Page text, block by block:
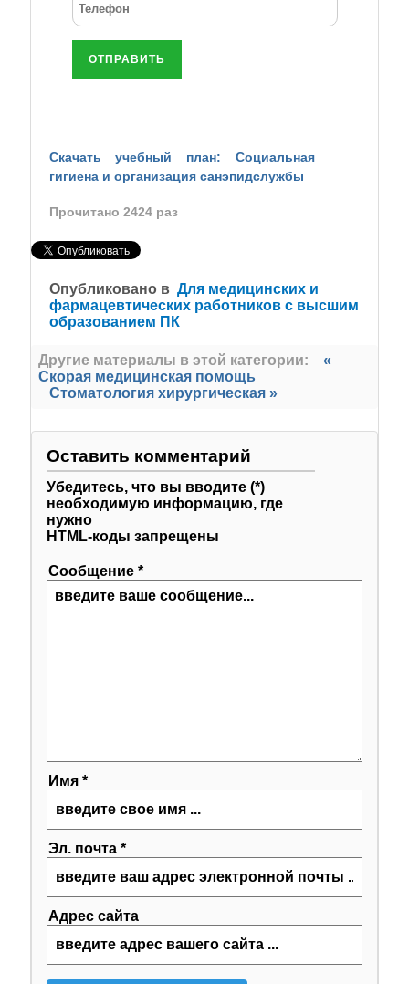
ОТПРАВИТЬ
Скачать учебный план: Социальная
гигиена и организация санэпидслужбы
Прочитано 2424раз
Опубликовано в Для медицинских и
фармацевтических работников с высшим
образованием ПК
Другие материалы в этой категории:
«
Скорая медицинская помощь
Стоматология хирургическая »
Оставить комментарий
Убедитесь, что вы вводите (*)
необходимую информацию, где
нужно
HTML-коды запрещены
Сообщение *
Имя *
Эл. почта *
Адрес сайта